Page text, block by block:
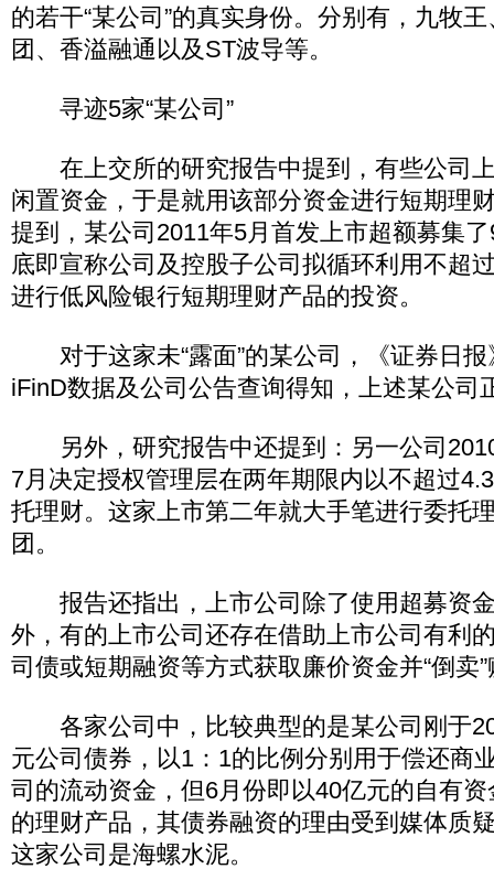
的若干“某公司”的真实身份。分别有，九牧
团、香溢融通以及ST波导等。
寻迹5家“某公司”
在上交所的研究报告中提到，有些公司
闲置资金，于是就用该部分资金进行短期理
提到，某公司2011年5月首发上市超额募集
底即宣称公司及控股子公司拟循环利用不超
进行低风险银行短期理财产品的投资。
对于这家未“露面”的某公司，《证券日报
iFinD数据及公司公告查询得知，上述某公司
另外，研究报告中还提到：另一公司
7月决定授权管理层在两年期限内以不超过
托理财。这家上市第二年就大手笔进行委托
团。
报告还指出，上市公司除了使用超募资
外，有的上市公司还存在借助上市公司有利
司债或短期融资等方式获取廉价资金并“倒卖
各家公司中，比较典型的是某公司刚于
元公司债券，以1：1的比例分别用于偿还商
司的流动资金，但6月份即以40亿元的自有
的理财产品，其债券融资的理由受到媒体质
这家公司是海螺水泥。